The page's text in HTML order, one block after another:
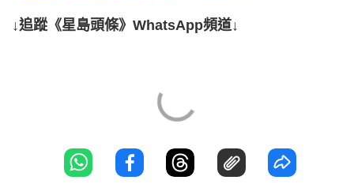
↓追蹤《星島頭條》WhatsApp頻道↓